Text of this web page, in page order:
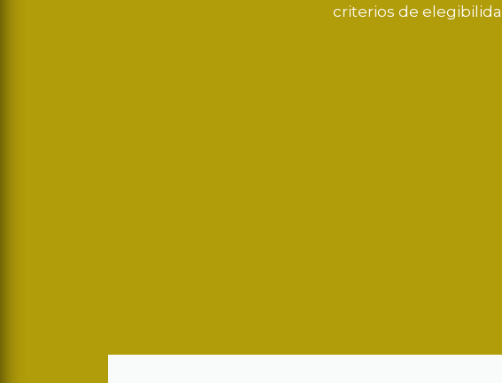
criterios de